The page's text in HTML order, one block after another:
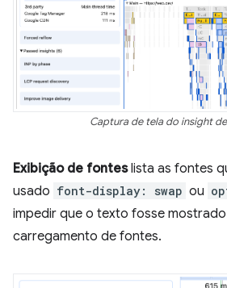
Captura de tela do insight
Exibição de fonteslista as fontes
usado font-display: swap ou
impedir que o texto fosse
carregamento de fontes.